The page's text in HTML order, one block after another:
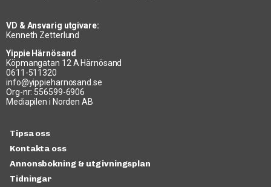
VD & Ansvarig utgivare:
Kenneth Zetterlund
Yippie Härnösand
Köpmangatan 12 A Härnösand
0611-511320
info@yippieharnosand.se
Org-nr: 556599-6906
Mediapilen i Norden AB
Tipsa oss
Kontakta oss
Annonsbokning & utgivningsplan
Tidningar